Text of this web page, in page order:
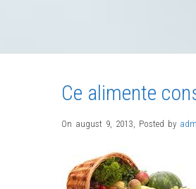
Ce alimente
On august 9, 2013, Posted by